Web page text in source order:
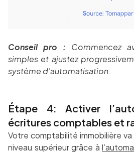
Conseil pro :
Commencez
simples et ajustez
système d’automatisation.
Étape 4: Activer
écritures comptables et
Votre comptabilité immobilière va
niveau supérieur grâce à